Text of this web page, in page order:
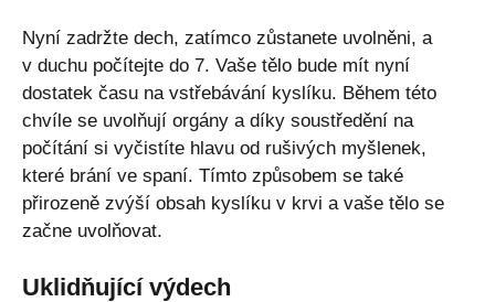
Nyní zadržte dech, zatímco zůstanete uvolněni, a
v duchu počítejte do 7. Vaše tělo bude mít nyní
dostatek času na vstřebávání kyslíku. Během této
chvíle se uvolňují orgány a díky soustředění na
počítání si vyčistíte hlavu od rušivých myšlenek,
které brání ve spaní. Tímto způsobem se také
přirozeně zvýší obsah kyslíku v krvi a vaše tělo se
začne uvolňovat.
Uklidňující výdech